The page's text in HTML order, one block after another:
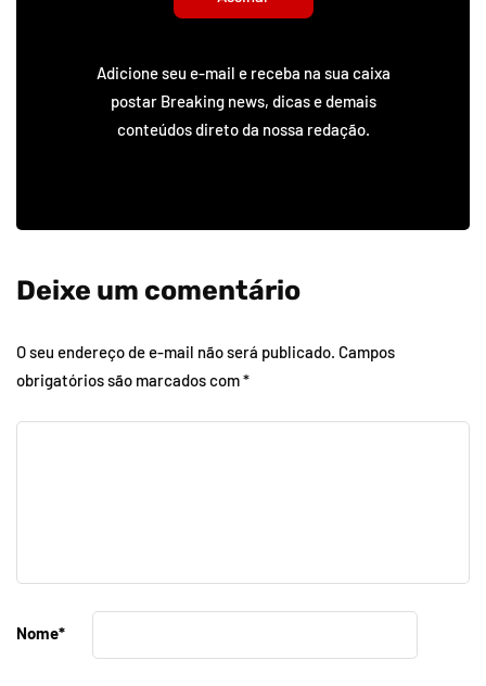
Adicione seu e-mail e receba na sua caixa
postar Breaking news, dicas e demais
conteúdos direto da nossa redação.
Deixe um comentário
O seu endereço de e-mail não será publicado. Campos
obrigatórios são marcados com*
Nome*